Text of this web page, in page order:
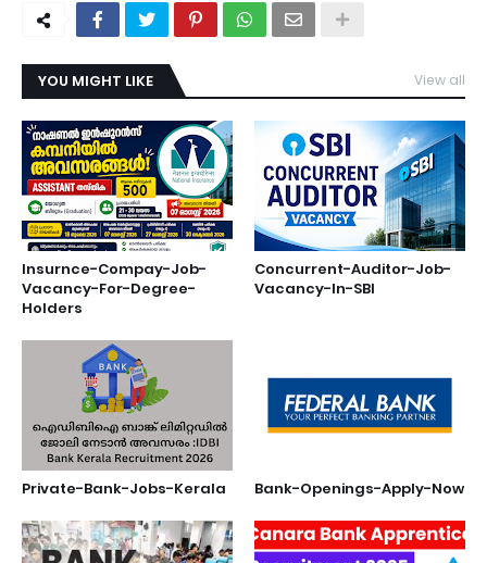
YOU MIGHT LIKE View all
Insurnce-Compay-Job-
Vacancy-For-Degree-
Holders
Concurrent-Auditor-Job-
Vacancy-In-SBI
Private-Bank-Jobs-Kerala Bank-Openings-Apply-Now